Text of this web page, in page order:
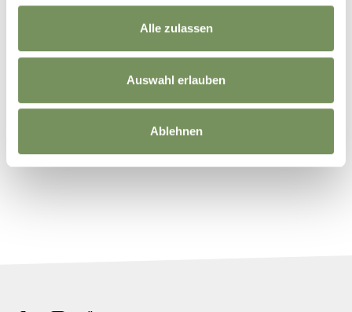
Alle zulassen
Auswahl erlauben
Ablehnen
©OpenStreetMapcontributors